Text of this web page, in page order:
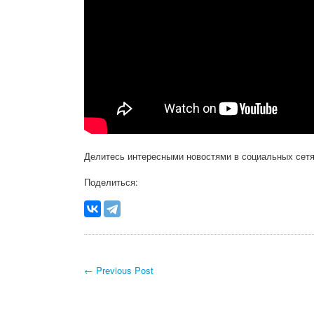
Делитесь интересными новостями в социальных
Поделиться:
← Previous Post